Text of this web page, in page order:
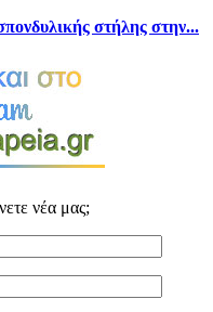
στήλης στην...
νέα μας;